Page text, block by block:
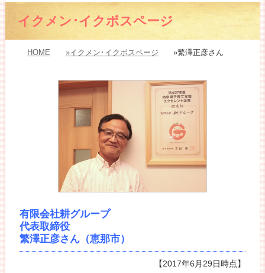
イクメン･イクボスページ
HOME »イクメン･イクボスページ »繁澤正彦さん
有限会社耕グループ
代表取締役
繁澤正彦さん（恵那市）
【2017年6月29日時点】